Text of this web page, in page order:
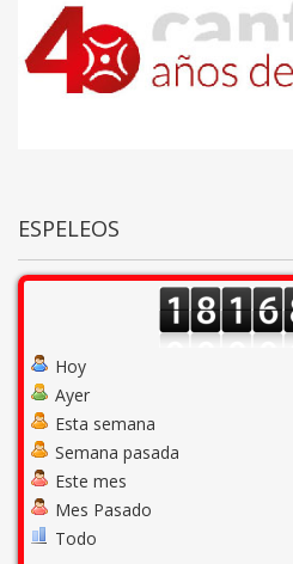
ESPELEOS
Hoy
Ayer
Esta semana
Semana pasada
Este mes
Mes Pasado
Todo